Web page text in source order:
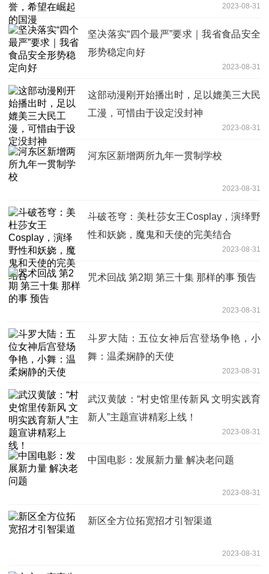
2023-08-31
坚决落实“四个最严”要求｜我省食品安全
形势稳定向好
2023-08-31
这部动漫刚开始播出时，足以媲美三大民
工漫，可惜由于设定没封神
2023-08-31
河东区新增两所九年一贯制学校
2023-08-31
斗破苍穹：美杜莎女王Cosplay，演绎野
性和妖娆，魔鬼和天使的完美结合
2023-08-31
咒术回战 第2期 第三十集 那样的事 预告
2023-08-31
斗罗大陆：五位女神后宫登场争艳，小
舞：温柔娴静的天使
2023-08-31
武汉黄陂：“村史馆里传新风 文明实践育
新人”主题宣讲精彩上线！
2023-08-31
中国电影：发展新力量 解决老问题
2023-08-31
新区全方位拓宽招才引智渠道
2023-08-31